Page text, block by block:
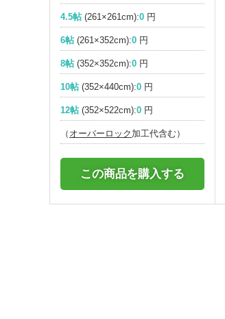
4.5帖(261×261cm):0円
6帖(261×352cm):0円
8帖(352×352cm):0円
10帖(352×440cm):0円
12帖(352×522cm):0円
（ オーバーロック 加工代含む）
この商品を購入する